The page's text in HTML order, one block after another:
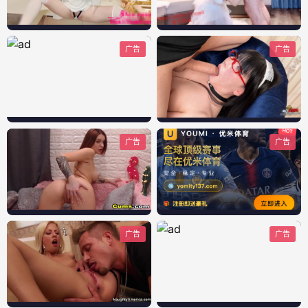
广告 广告
广告 广告
广告 广告